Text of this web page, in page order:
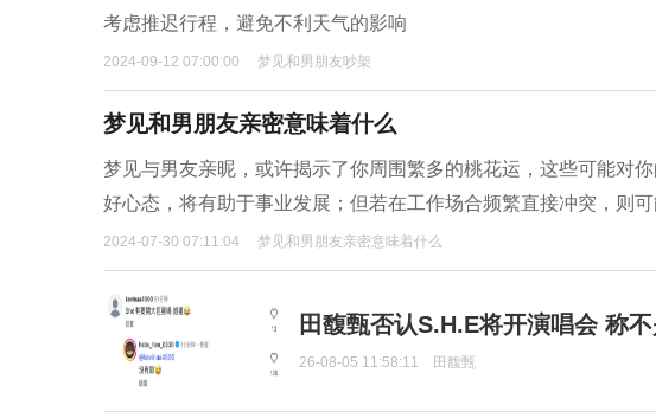
考虑推迟行程，避免不利天气的影响
2024-09-12 07:00:00 梦见和男朋友吵架
梦见和男朋友亲密意味着什么
梦见与男友亲昵，或许揭示了你周围繁多的桃花运，这些可能对
好心态，将有助于事业发展；但若在工作场合频繁直接冲突，则
2024-07-30 07:11:04 梦见和男朋友亲密意味着什么
田馥甄否认S.H.E将开演唱会 称
26-08-05 11:58:11 田馥甄